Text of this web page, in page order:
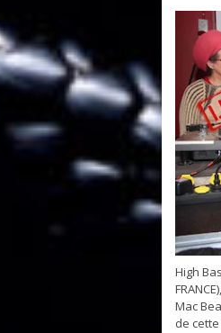
High
Mac
de cette